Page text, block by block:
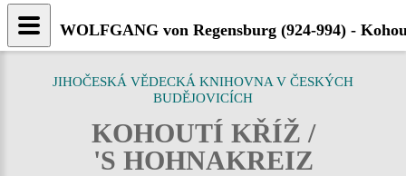
JIHOČESKÁ VĚDECKÁ KNIHOVNA V ČESKÝCH
BUDĚJOVICÍCH
KOHOUTÍ KŘÍŽ /
'S HOHNAKREIZ
WOLFGANG von Regensburg (924-994) -